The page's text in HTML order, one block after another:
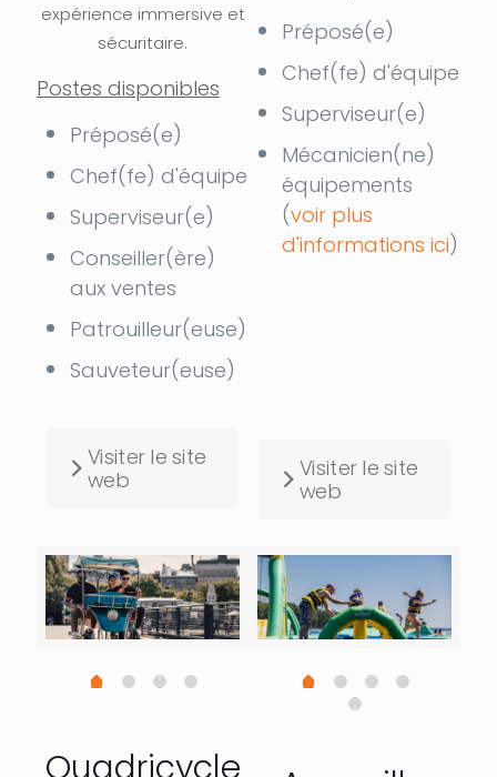
expérience immersive et
sécuritaire.
Postes disponibles
Préposé(e)
Chef(fe) d'équipe
Superviseur(e)
Conseiller(ère)
aux ventes
Patrouilleur(euse)
Sauveteur(euse)
Visiter le site
web
Préposé(e)
Chef(fe) d'équipe
Superviseur(e)
Mécanicien(ne)
équipements
(voir plus
d'informations ici)
Visiter le site
web